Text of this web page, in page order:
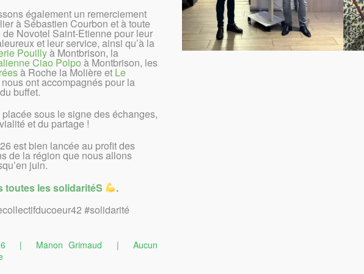
également un remerciement
à Sébastien Courbon et à toute
Novotel Saint-Etienne pour leur
et leur service, ainsi qu’à la
Pouillyà Montbrison, la
Ciao Polpo à Montbrison, les
à Roche la Molière et Le
ont accompagnés pour la
buffet.
sous le signe des échanges,
et du partage !
est bien lancée au profit des
de la région que nous allons
juin.
toutes les solidaritéS
.
#solidarité
| Manon Grimaud |Aucun
sur